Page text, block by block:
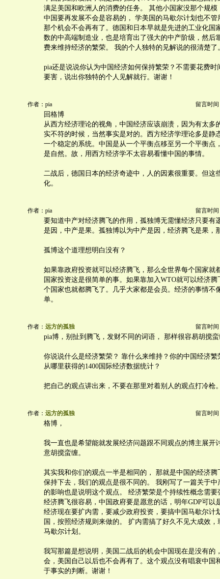
满足美国和欧洲人的消费的任务。 其他小国家没那个规模
中国要再发展不会是容易的， 学美国的马歇尔计划也不管
那个机会不会再有了。德国和日本早就是先进的工业化国
数的中高端制造业，也是培育出了强大的中产阶级，然后
费来维持经济的繁荣。 我的个人独特的见解说的很清楚了
pia还是说说你认为中国经济如何保持繁荣？不需要花费时
要害，说出你独特的个人见解就行。谢谢！
作者：pia 留言时间
回格博
从西方经济理论的视角，中国经济应该崩溃，因为有太多
实不符的时候，当然事实是对的。西方经济学理论多是静
一个稳定的系统。中国是从一个平衡点移至另一个平衡点
是自然。故，用西方经济学不太容易看懂中国的事情。
二战后，德国日本的经济奇迹中，人的因素很重要。但这
化。
作者：pia 留言时间
要知道中产对经济腾飞的作用，孤独博无需懂经济只要有
是因，中产是果。孤独博以为中产是因，经济腾飞是果，
孤博这个道理想明白没有？
如果靠政府投资就可以经济腾飞，那么全世界每个国家就
国家投资这是很简单的事。如果靠加入WTO就可以经济
个国家也就都腾飞了。几乎大家都是会员。经济的事情不
单。
作者： 远方的孤独 留言时间
pia博，别扯到腾飞，发财不同的词语， 那样很容易胡搅
你说说什么是经济繁荣？ 靠什么来维持？你的中国经济繁
从哪里获得的1400国际经济数据统计？
把自己的观点讲出来，不要在那里对着别人的观点打冷枪
作者： 远方的孤独 留言时间
格博，
我一直也是希望能就发展经济问题跟不同观点的博主展开
意胡搅蛮缠。
其实我和你们的观点一半是相同的， 那就是中国的经济腾
保持下去，我们的观点是很不同的。 我刚写了一篇关于中
的影响也是说明这个观点。 经济繁荣是个持续性概念需
经济腾飞很容易，中国政府要是愿意的话，明年GDP可以
经济现在要扩内需，要减少政府投资，要搞中国马歇尔计
国，按照经济规则来做的。 扩内需搞了好久不见大成效
马歇尔计划。
我写那篇是想说明，美国二战后的机会中国现在是没有的
会，美国自己以后也不会再有了。这个观点没有唱衰中国
于事实的判断。谢谢！